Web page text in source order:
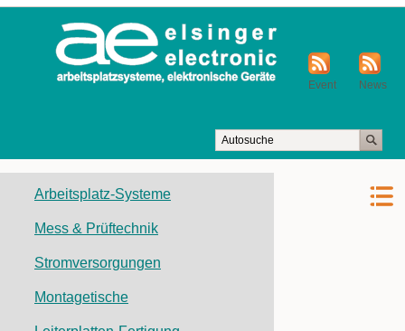
News
Event
überspringen
Arbeitsplatz-Systeme
Mess & Prüftechnik
Stromversorgungen
Montagetische